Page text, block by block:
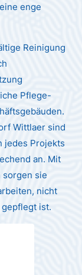
enge
Reinigung
Pflege-
Wittlaer sind
jedes Projekts
an. Mit
sorgen sie
nicht
ist.